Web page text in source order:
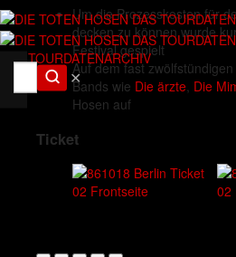
DAS TOURDATENARCHIV
✕
Um die Prozesskosten für
decken zu können wurde
Festival gespielt
Auf dem fast
Bands wie Die ärzte, Die
Hosen auf
Ticket